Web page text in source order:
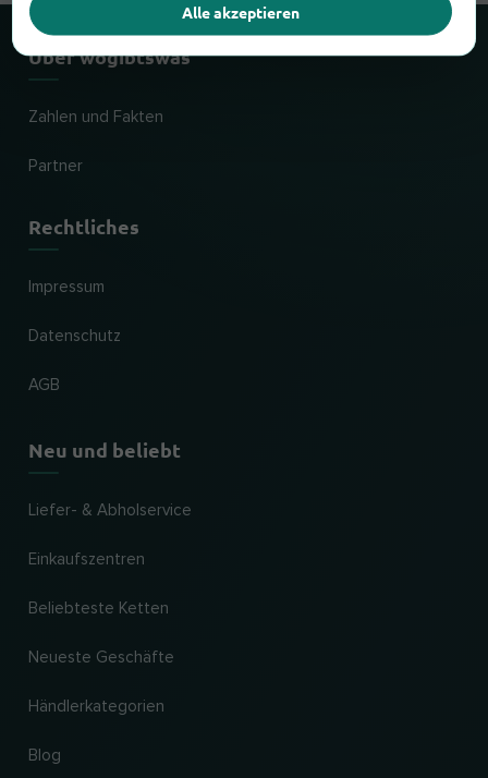
Über wogibtswas
Zahlen und Fakten
Partner
Rechtliches
Impressum
Datenschutz
AGB
Neu und beliebt
Liefer- & Abholservice
Einkaufszentren
Beliebteste Ketten
Neueste Geschäfte
Händlerkategorien
Blog
Alle akzeptieren